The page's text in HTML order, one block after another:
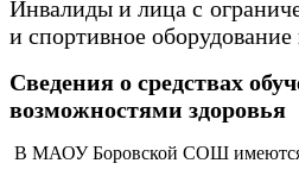
Инвалиды и лица с
и спортивное
Сведения о средствах
возможностями здоровья
В МАОУ Боровской СОШ имеются